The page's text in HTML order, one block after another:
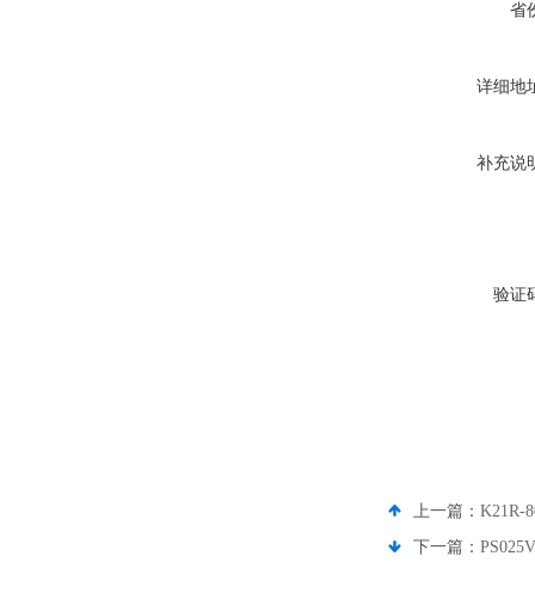
省
详细地
补充说
验证
上一篇： K21R-
下一篇：